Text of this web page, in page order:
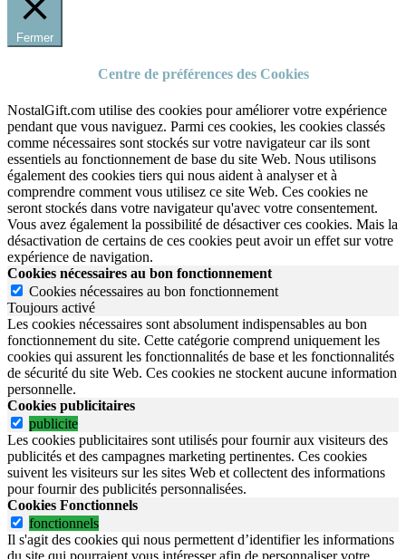
Fermer
Centre de préférences des Cookies
NostalGift.com utilise des cookies pour améliorer votre expérience
pendant que vous naviguez. Parmi ces cookies, les cookies classés
comme nécessaires sont stockés sur votre navigateur car ils sont
essentiels au fonctionnement de base du site Web. Nous utilisons
également des cookies tiers qui nous aident à analyser et à
comprendre comment vous utilisez ce site Web. Ces cookies ne
seront stockés dans votre navigateur qu'avec votre consentement.
Vous avez également la possibilité de désactiver ces cookies. Mais la
désactivation de certains de ces cookies peut avoir un effet sur votre
expérience de navigation.
Cookies nécessaires au bon fonctionnement
Cookies nécessaires au bon fonctionnement
Toujours activé
Les cookies nécessaires sont absolument indispensables au bon
fonctionnement du site. Cette catégorie comprend uniquement les
cookies qui assurent les fonctionnalités de base et les fonctionnalités
de sécurité du site Web. Ces cookies ne stockent aucune information
personnelle.
Cookies publicitaires
publicite
Les cookies publicitaires sont utilisés pour fournir aux visiteurs des
publicités et des campagnes marketing pertinentes. Ces cookies
suivent les visiteurs sur les sites Web et collectent des informations
pour fournir des publicités personnalisées.
Cookies Fonctionnels
fonctionnels
Il s'agit des cookies qui nous permettent d’identifier les informations
du site qui pourraient vous intéresser afin de personnaliser votre